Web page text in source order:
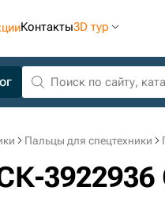
Контакты3D тур
Пальцы для спецтехники
3922936